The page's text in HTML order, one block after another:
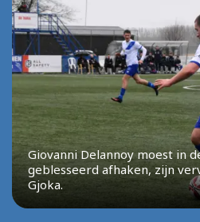
Giovanni Delannoy moest in
geblesseerd afhaken, zijn
Gjoka.